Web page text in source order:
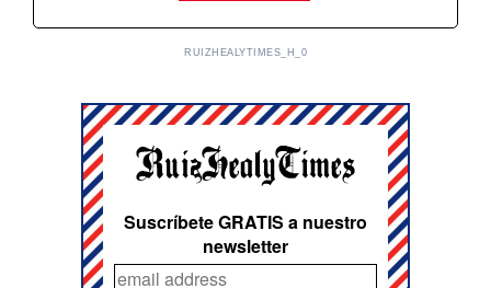
RUIZHEALYTIMES_H_0
Suscríbete GRATIS a nuestro
newsletter